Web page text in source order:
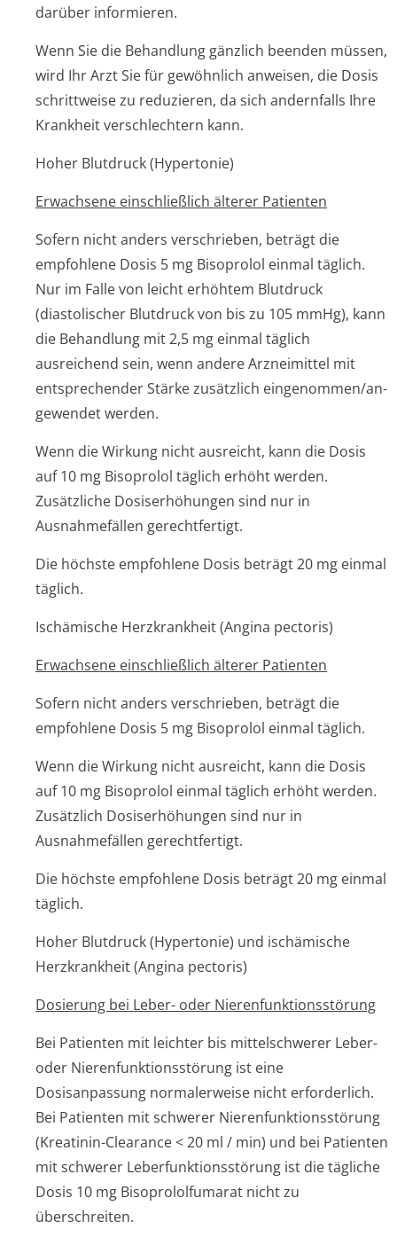
darüber informieren.
Wenn Sie die Behandlung gänzlich beenden müssen,
wird Ihr Arzt Sie für gewöhnlich anweisen, die Dosis
schrittweise zu reduzieren, da sich andernfalls Ihre
Krankheit verschlechter­n kann.
Hoher Blutdruck (Hypertonie)
Erwachsene einschließlich älterer Patienten
Sofern nicht anders verschrieben, beträgt die
empfohlene Dosis 5 mg Bisoprolol einmal täglich.
Nur im Falle von leicht erhöhtem Blutdruck
(diastolischer Blutdruck von bis zu 105 mmHg), kann
die Behandlung mit 2,5 mg einmal täglich
ausreichend sein, wenn andere Arzneimittel mit
entsprechender Stärke zusätzlich eingenommen/an­
gewendet werden.
Wenn die Wirkung nicht ausreicht, kann die Dosis
auf 10 mg Bisoprolol täglich erhöht werden.
Zusätzliche Dosiserhöhungen sind nur in
Ausnahmefällen gerechtfertigt.
Die höchste empfohlene Dosis beträgt 20 mg einmal
täglich.
Ischämische Herzkrankheit (Angina pectoris)
Erwachsene einschließlich älterer Patienten
Sofern nicht anders verschrieben, beträgt die
empfohlene Dosis 5 mg Bisoprolol einmal täglich.
Wenn die Wirkung nicht ausreicht, kann die Dosis
auf 10 mg Bisoprolol einmal täglich erhöht werden.
Zusätzlich Dosiserhöhungen sind nur in
Ausnahmefällen gerechtfertigt.
Die höchste empfohlene Dosis beträgt 20 mg einmal
täglich.
Hoher Blutdruck (Hypertonie) und ischämische
Herzkrankheit (Angina pectoris)
Dosierung bei Leber- oder Nierenfunktion­sstörung
Bei Patienten mit leichter bis mittelschwerer Leber-
oder Nierenfunktion­sstörung ist eine
Dosisanpassung normalerweise nicht erforderlich.
Bei Patienten mit schwerer Nierenfunktion­sstörung
(Kreatinin-Clearance < 20 ml / min) und bei Patienten
mit schwerer Leberfunktion­sstörung ist die tägliche
Dosis 10 mg Bisoprololfumarat nicht zu
überschreiten.